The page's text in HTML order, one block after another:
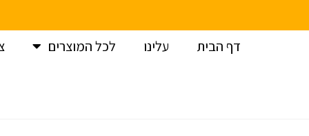
דף הבית עלינו לכל המוצרים